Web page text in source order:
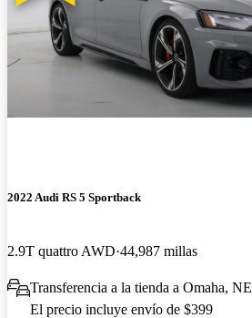
2022 Audi RS 5 Sportback
2.9T quattro AWD 44,987 millas
Transferencia a la tienda a Omaha, NE
El precio incluye envío de $399